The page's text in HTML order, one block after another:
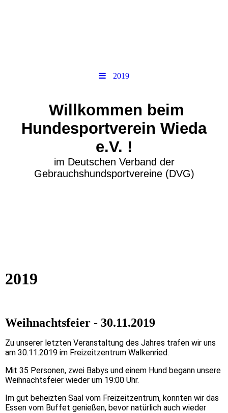
2019
Willkommen beim
Hundesportverein Wieda
e.V. !
im Deutschen Verband der
Gebrauchshundsportvereine (DVG)
2019
Weihnachtsfeier - 30.11.2019
Zu unserer letzten Veranstaltung des Jahres trafen wir uns
am 30.11.2019 im Freizeitzentrum Walkenried.
Mit 35 Personen, zwei Babys und einem Hund begann unsere
Weihnachtsfeier wieder um 19:00 Uhr.
Im gut beheizten Saal vom Freizeitzentrum, konnten wir das
Essen vom Buffet genießen, bevor natürlich auch wieder